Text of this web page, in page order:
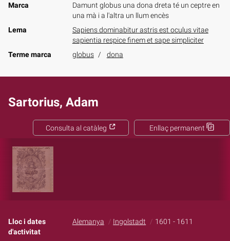
Marca
Damunt globus una dona dreta té un ceptre en
una mà i a l'altra un llum encès
Lema
Sapiens dominabitur astris est oculus vitae
sapientia respice finem et sape simpliciter
Terme marca
globus dona
Sartorius, Adam
Enllaç permanent
Consulta al catàleg
Lloc i dates
d'activitat
Alemanya Ingolstadt 1601 - 1611